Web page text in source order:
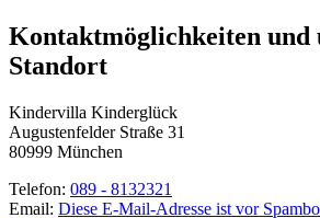
Kontaktmöglichkeiten und
Standort
Kindervilla Kinderglück
Augustenfelder Straße 31
80999 München
Telefon: 089 - 8132321
Email: Diese E-Mail-Adresse ist vor